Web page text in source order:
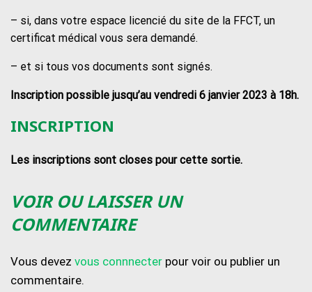
– si, dans votre espace licencié du site de la FFCT, un
certificat médical vous sera demandé.
– et si tous vos documents sont signés.
Inscription possible jusqu’au vendredi 6 janvier 2023 à 18h.
INSCRIPTION
Les inscriptions sont closes pour cette sortie.
VOIR OU LAISSER UN
COMMENTAIRE
Vous devez vous connnecter pour voir ou publier un
commentaire.